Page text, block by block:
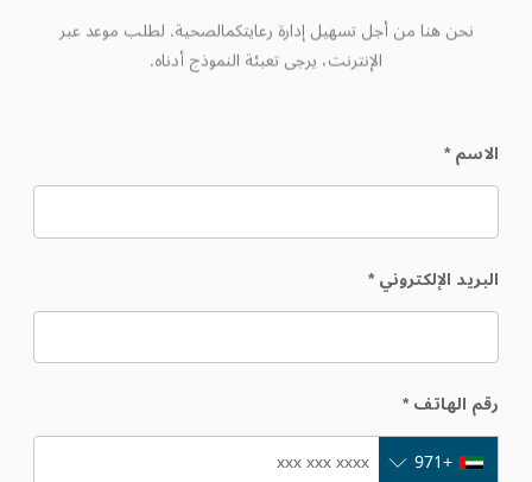
نحن هنا من أجل تسهيل إدارة رعايتكمالصحية. لطلب موعد عبر
الإنترنت، يرجى تعبئة النموذج أدناه.
الاسم*
البريد الإلكتروني*
رقم الهاتف*
+971